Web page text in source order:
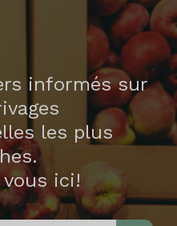
informés sur
les plus
ici!